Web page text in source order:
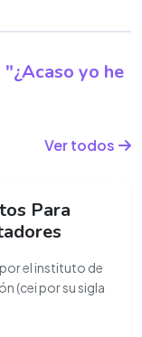
yo he
Ver todos
Para
el instituto de
(cei por su sigla